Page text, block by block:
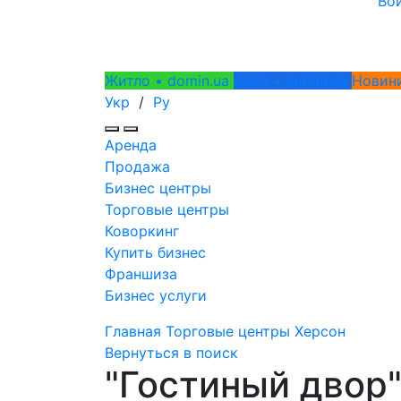
Житло • domin.ua Авто • autoin.ua
Укр / Ру
Аренда
Продажа
Бизнес центры
Торговые центры
Коворкинг
Купить бизнес
Франшиза
Бизнес услуги
Главная Торговые центры Херсон
Вернуться в поиск
"Гостиный двор"